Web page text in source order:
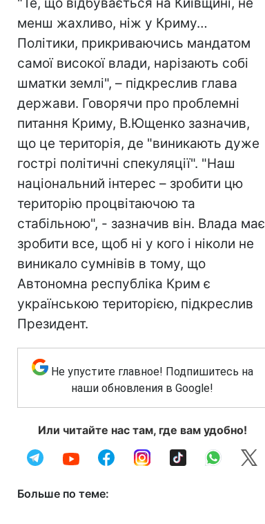
менш жахливо, ніж у Криму…
Політики, прикриваючись мандатом
самої високої влади, нарізають собі
шматки землі", – підкреслив глава
держави. Говорячи про проблемні
питання Криму, В.Ющенко зазначив,
що це територія, де "виникають дуже
гострі політичні спекуляції". "Наш
національний інтерес – зробити цю
територію процвітаючою та
стабільною", - зазначив він. Влада має
зробити все, щоб ні у кого і ніколи не
виникало сумнівів в тому, що
Автономна республіка Крим є
українською територією, підкреслив
Президент.
Не упустите главное! Подпишитесь на
наши обновления в Google!
Или читайте нас там, где вам удобно!
Больше по теме: